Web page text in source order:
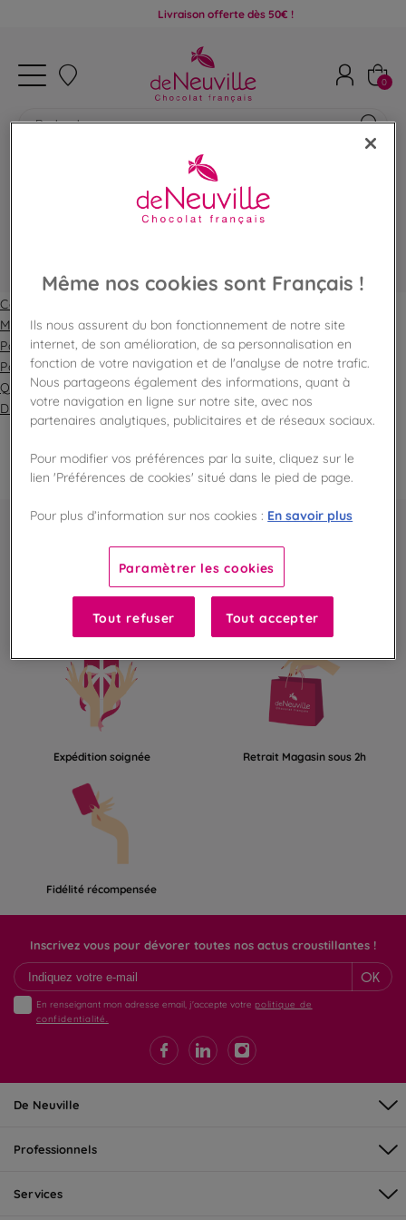
Livraison offerte dès 50€ !
0
Informations
Conditions de vente
Mentions légales
Paiement sécurisé
Politique de confidentialité
Questions les plus fréquentes
Déclaration d'accessibilité
Paiement sécurisé Livraison offerte dès 50€
Expédition soignée Retrait Magasin sous 2h
Fidélité récompensée
Inscrivez vous pour dévorer toutes nos actus croustillantes !
OK
En renseignant mon adresse email, j'accepte votre politique de
confidentialité.
De Neuville
Professionnels
Services
Même nos cookies sont Français !
Ils nous assurent du bon fonctionnement de notre site
internet, de son amélioration, de sa personnalisation en
fonction de votre navigation et de l'analyse de notre trafic.
Nous partageons également des informations, quant à
votre navigation en ligne sur notre site, avec nos
partenaires analytiques, publicitaires et de réseaux sociaux.
Pour modifier vos préférences par la suite, cliquez sur le
lien 'Préférences de cookies' situé dans le pied de page.
Pour plus d’information sur nos cookies : En savoir plus
Paramètrer les cookies
Tout refuser Tout accepter